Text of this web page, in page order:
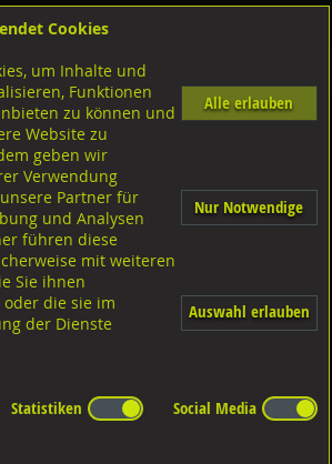
Rändelmuttern hohe Form
DIN466 5 verzinkt
erhältlich - Bitte wählen Sie...
Cookies
um Inhalte und
Funktionen
zu können und
Website zu
geben wir
Verwendung
Partner für
und Analysen
führen diese
mit weiteren
Sie ihnen
die sie im
der Dienste
Alle erlauben
Nur Notwendige
Auswahl erlauben
Statistiken
Social Media